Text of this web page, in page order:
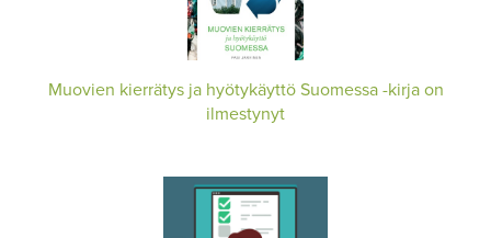
Muovien kierrätys ja hyötykäyttö Suomessa -kirja on
ilmestynyt